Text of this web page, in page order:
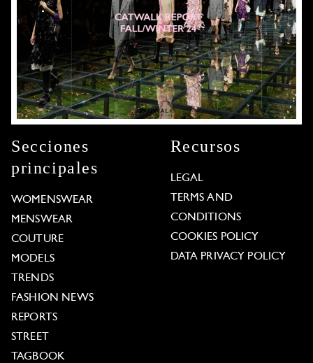
Secciones
principales
WOMENSWEAR
MENSWEAR
COUTURE
MODELS
TRENDS
FASHION NEWS
REPORTS
STREET
TAGBOOK
Recursos
LEGAL
TERMS AND
CONDITIONS
COOKIES POLICY
DATA PRIVACY POLICY